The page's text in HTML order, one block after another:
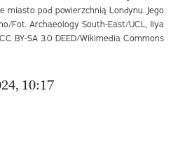
miasto pod powierzchnią Londynu. Jego
Fot. Archaeology South-East/UCL, Ilya
BY-SA 3.0 DEED/Wikimedia Commons
10:17